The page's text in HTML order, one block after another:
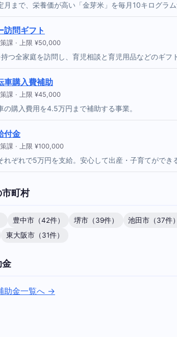
月まで、栄養価が高い「金芽米」を毎月10キログラ
訪問ギフト
課 · 上限 ¥50,000
つ全家庭を訪問し、育児相談と育児用品などのギ
車購入費補助
課 · 上限 ¥45,000
の購入費用を4.5万円まで補助する事業。
付金
課 · 上限 ¥100,000
れぞれで5万円を支給。安心して出産・子育てがで
町村
豊中市（42件） 堺市（39件） 池田市（37件）
東大阪市（31件）
金
助金一覧へ →